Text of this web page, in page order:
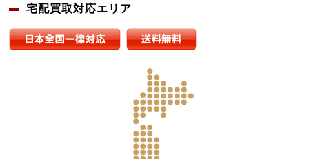
宅配買取対応エリア